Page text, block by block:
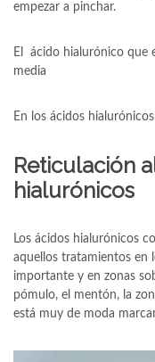
empezar a pinchar.
El ácido hialurónico que
media
En los ácidos
Reticulación
hialurónicos
Los ácidos hialurónicos
aquellos tratamientos en
importante y en zonas
pómulo, el mentón, la
está muy de moda